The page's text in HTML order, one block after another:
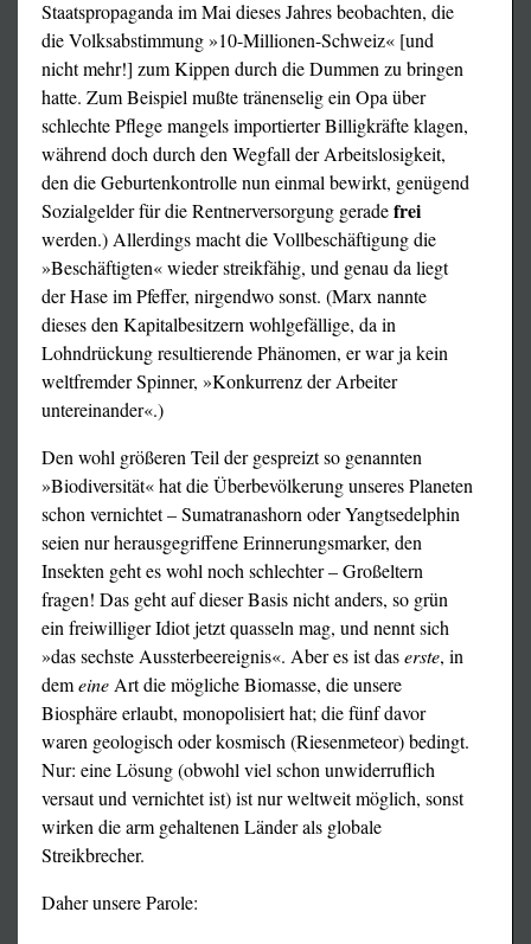
Staatspropaganda im Mai dieses Jahres beobachten, die
die Volksabstimmung »10-Millionen-Schweiz« [und
nicht mehr!] zum Kippen durch die Dummen zu bringen
hatte. Zum Beispiel mußte tränenselig ein Opa über
schlechte Pflege mangels importierter Billigkräfte klagen,
während doch durch den Wegfall der Arbeitslosigkeit,
den die Geburtenkontrolle nun einmal bewirkt, genügend
Sozialgelder für die Rentnerversorgung geradefrei
werden.) Allerdings macht die Vollbeschäftigung die
»Beschäftigten« wieder streikfähig, und genau da liegt
der Hase im Pfeffer, nirgendwo sonst. (Marx nannte
dieses den Kapitalbesitzern wohlgefällige, da in
Lohndrückung resultierende Phänomen, er war ja kein
weltfremder Spinner, »Konkurrenz der Arbeiter
untereinander«.)
Den wohl größeren Teil der gespreizt so genannten
»Biodiversität« hat die Überbevölkerung unseres Planeten
schon vernichtet – Sumatranashorn oder Yangtsedelphin
seien nur herausgegriffene Erinnerungsmarker, den
Insekten geht es wohl noch schlechter – Großeltern
fragen! Das geht auf dieser Basis nicht anders, so grün
ein freiwilliger Idiot jetzt quasseln mag, und nennt sich
»das sechste Aussterbeereignis«. Aber es ist daserste, in
demeineArt die mögliche Biomasse, die unsere
Biosphäre erlaubt, monopolisiert hat; die fünf davor
waren geologisch oder kosmisch (Riesenmeteor) bedingt.
Nur: eine Lösung (obwohl viel schon unwiderruflich
versaut und vernichtet ist) ist nur weltweit möglich, sonst
wirken die arm gehaltenen Länder als globale
Streikbrecher.
Daher unsere Parole: